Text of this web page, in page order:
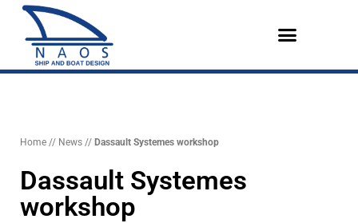
contenuto
Home // News // Dassault Systemes workshop
Dassault Systemes
workshop